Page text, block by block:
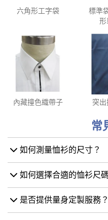
六角形工字袋
標準
形
內藏撞色織帶子 突出
常
如何測量恤衫的尺寸？
如何選擇合適的恤衫尺
是否提供量身定製服務？